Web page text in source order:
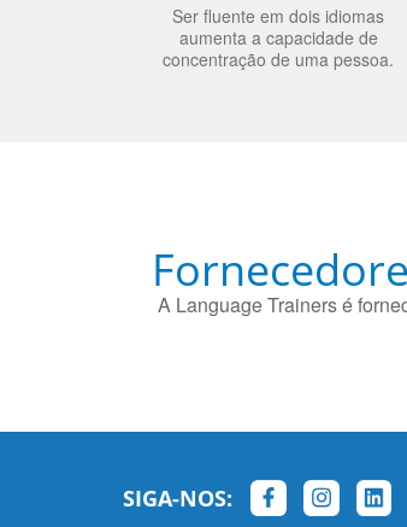
Ser fluente em dois idiomas
aumenta a capacidade de
concentração de uma pessoa.
A Language Trainers é
SIGA-NOS: